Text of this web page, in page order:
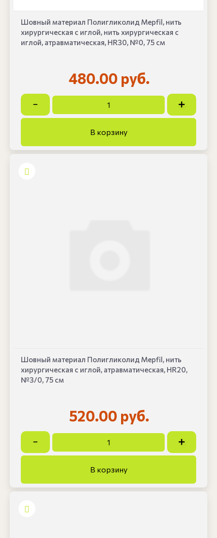
Шовный материал Полигликолид Mepfil, нить
хирургическая с иглой, нить хирургическая с
иглой, атравматическая, HR30, №0, 75 см
480.00 руб.
Шовный материал Полигликолид Mepfil, нить
хирургическая с иглой, атравматическая, HR20,
№3/0, 75 см
520.00 руб.